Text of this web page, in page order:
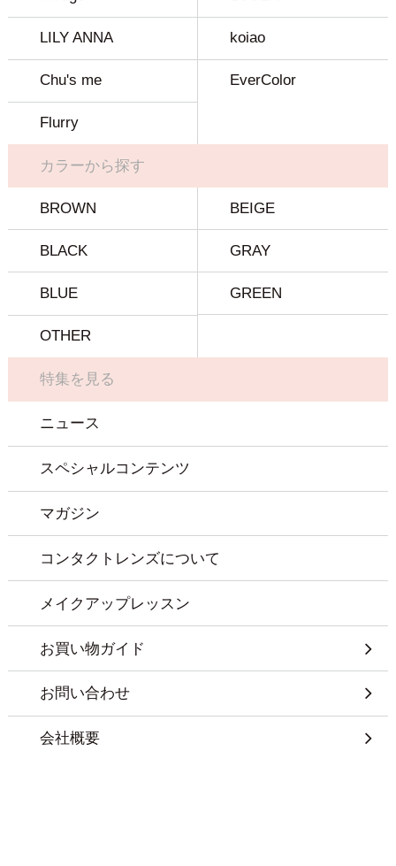
LILY ANNA koiao
Chu's me EverColor
Flurry
カラーから探す
BROWN BEIGE
BLACK GRAY
BLUE GREEN
OTHER
特集を見る
ニュース
スペシャルコンテンツ
マガジン
コンタクトレンズについて
メイクアップレッスン
お買い物ガイド
お問い合わせ
会社概要